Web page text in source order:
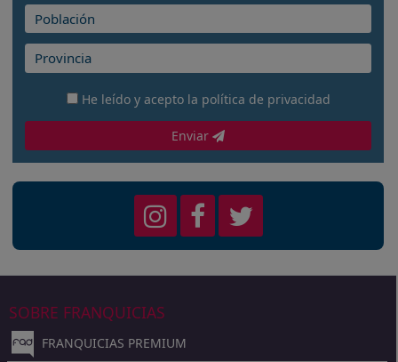
He leído y acepto la política de privacidad
Enviar
SOBRE FRANQUICIAS
FRANQUICIAS PREMIUM